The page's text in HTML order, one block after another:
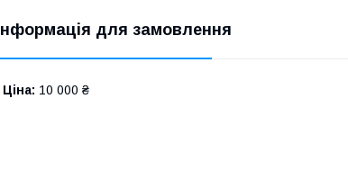
Інформація для замовлення
Ціна: 10 000 ₴